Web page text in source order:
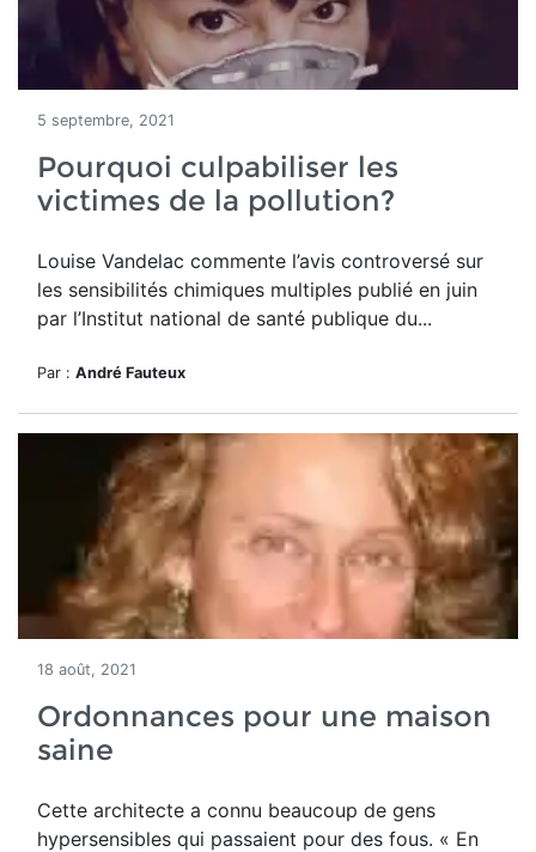
5 septembre, 2021
Pourquoi culpabiliser les
victimes de la pollution?
Louise Vandelac commente l’avis controversé sur
les sensibilités chimiques multiples publié en juin
par l’Institut national de santé publique du...
Par : André Fauteux
18 août, 2021
Ordonnances pour une maison
saine
Cette architecte a connu beaucoup de gens
hypersensibles qui passaient pour des fous. « En